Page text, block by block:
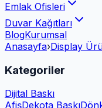
Emlak Ofisleri
Duvar Kağıtları
BlogKurumsal
Anasayfa›Display
Kategoriler
Dijital Baskı
AfişDekota Baskı